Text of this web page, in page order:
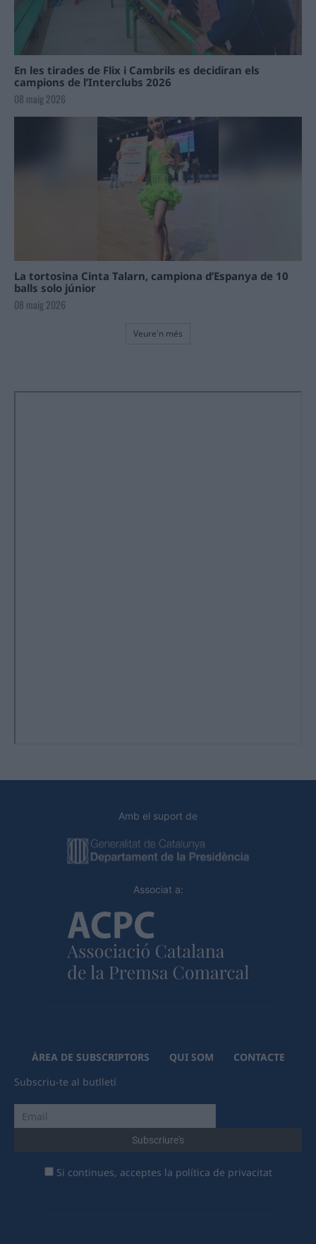
En les tirades de Flix i Cambrils es decidiran els
campions de l’Interclubs 2026
08 maig 2026
La tortosina Cinta Talarn, campiona d’Espanya de 10
balls solo júnior
08 maig 2026
Veure'n més
Amb el suport de
Associat a:
ÀREA DE SUBSCRIPTORS QUI SOM
CONTACTE
Subscriu-te al butlletí
Si continues, acceptes la política de privacitat